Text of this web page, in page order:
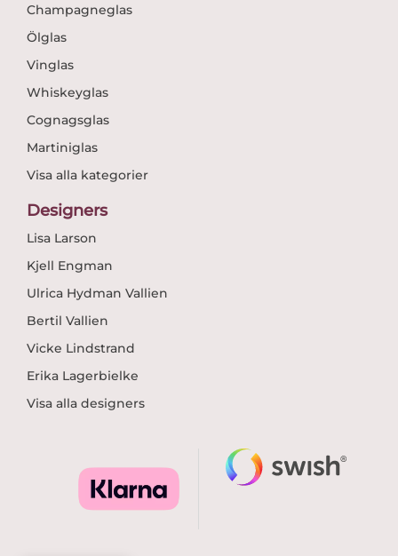
Champagneglas
Ölglas
Vinglas
Whiskeyglas
Cognagsglas
Martiniglas
Visa alla kategorier
Designers
Lisa Larson
Kjell Engman
Ulrica Hydman Vallien
Bertil Vallien
Vicke Lindstrand
Erika Lagerbielke
Visa alla designers